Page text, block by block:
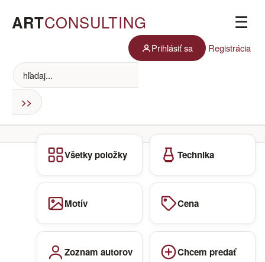
ARTCONSULTING ☰
Prihlásiť sa Registrácia
Všetky položky Technika
Motív Cena
Zoznam autorov Chcem predať